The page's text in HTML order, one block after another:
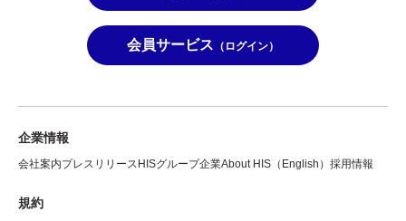
会員サービス （ログイン）
企業情報
会社案内プレスリリース HISグループ企業About HIS（English） 採用情報
規約